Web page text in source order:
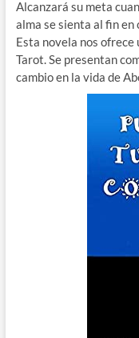
Alcanzará su meta
alma se sienta al fin en
Esta novela nos
Tarot. Se presentan
cambio en la vida de